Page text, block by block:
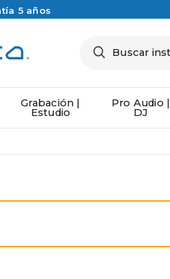
Grabación |
Estudio
Pro Audio |
DJ